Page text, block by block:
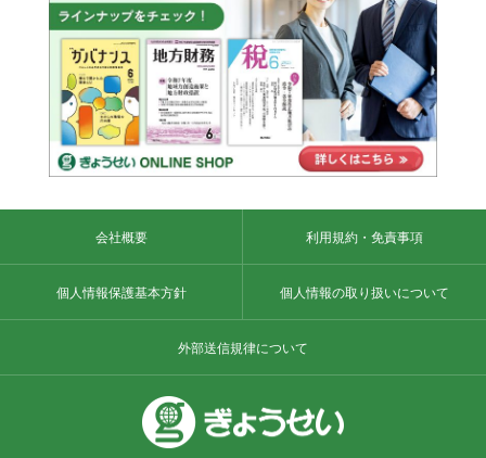
会社概要 利用規約・免責事項
個人情報保護基本方針 個人情報の取り扱いについて
外部送信規律について